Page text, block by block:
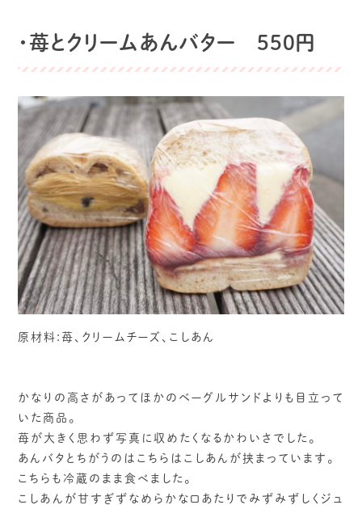
・苺とクリームあんバター 550円
原材料:苺、クリームチーズ、こしあん
かなりの高さがあってほかのベーグルサンドよりも目立って
いた商品。
苺が大きく思わず写真に収めたくなるかわいさでした。
あんバタとちがうのはこちらはこしあんが挟まっています。
こちらも冷蔵のまま食べました。
こしあんが甘すぎずなめらかな口あたりでみずみずしくジュ